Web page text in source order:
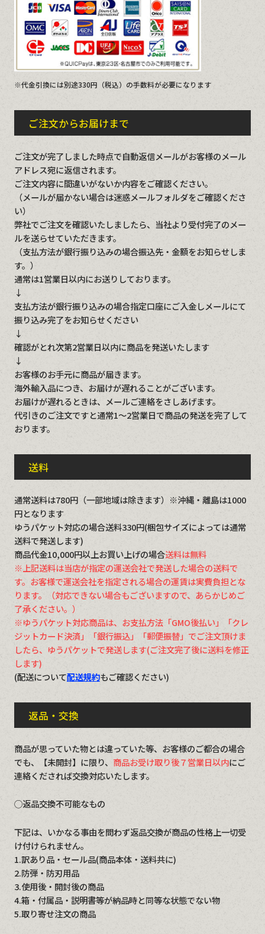
※代金引換には別途330円（税込）の手数料が必要になります
ご注文からお届けまで
ご注文が完了しました時点で自動返信メールがお客様のメール
アドレス宛に返信されます。
ご注文内容に間違いがないか内容をご確認ください。
（メールが届かない場合は迷惑メールフォルダをご確認くださ
い）
弊社でご注文を確認いたしましたら、当社より受付完了のメー
ルを送らせていただきます。
（支払方法が銀行振り込みの場合振込先・金額をお知らせしま
す。）
通常は1営業日以内にお送りしております。
↓
支払方法が銀行振り込みの場合指定口座にご入金しメールにて
振り込み完了をお知らせください
↓
確認がとれ次第2営業日以内に商品を発送いたします
↓
お客様のお手元に商品が届きます。
海外輸入品につき、お届けが遅れることがございます。
お届けが遅れるときは、メールご連絡をさしあげます。
代引きのご注文ですと通常1～2営業日で商品の発送を完了して
おります。
送料
通常送料は780円（一部地域は除きます）※沖縄・離島は1000
円となります
ゆうパケット対応の場合送料330円(梱包サイズによっては通常
送料で発送します)
商品代金10,000円以上お買い上げの場合送料は無料
※上記送料は当店が指定の運送会社で発送した場合の送料で
す。お客様で運送会社を指定される場合の運賃は実費負担とな
ります。（対応できない場合もございますので、あらかじめご
了承ください。）
※ゆうパケット対応商品は、お支払方法「GMO後払い」「クレ
ジットカード決済」「銀行振込」「郵便振替」でご注文頂けま
したら、ゆうパケットで発送します(ご注文完了後に送料を修正
します)
(配送について配送規約もご確認ください)
返品・交換
商品が思っていた物とは違っていた等、お客様のご都合の場合
でも、【未開封】に限り、 商品お受け取り後７営業日以内にご
連絡くだされば交換対応いたします。
◯返品交換不可能なもの
下記は、いかなる事由を問わず返品交換が商品の性格上一切受
け付けられません。
1.訳あり品・セール品(商品本体・送料共に)
2.防弾・防刃用品
3.使用後・開封後の商品
4.箱・付属品・説明書等が納品時と同等な状態でない物
5.取り寄せ注文の商品